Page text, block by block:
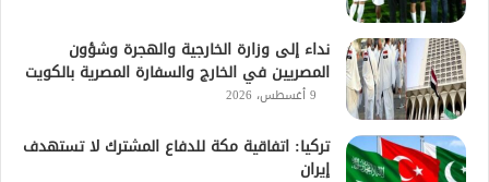
نداء إلى وزارة الخارجية والهجرة وشؤون
المصريين في الخارج والسفارة المصرية بالكويت
9 أغسطس، 2026
تركيا: اتفاقية مكة للدفاع المشترك لا تستهدف
إيران